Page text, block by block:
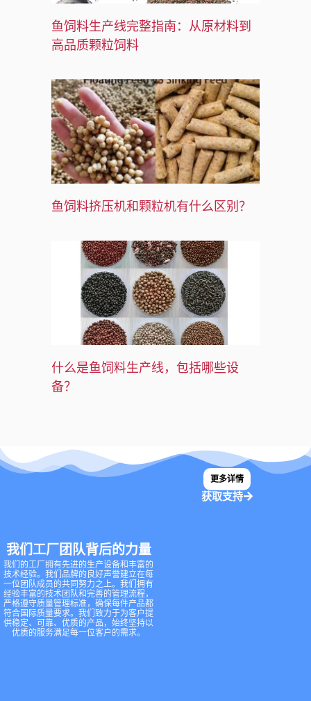
鱼饲料生产线完整指南：从原材料到
高品质颗粒饲料
鱼饲料挤压机和颗粒机有什么区别？
什么是鱼饲料生产线，包括哪些设
备？
我们工厂团队背后的力量
我们的工厂拥有先进的生产设备和丰富的
技术经验。我们品牌的良好声誉建立在每
一位团队成员的共同努力之上。我们拥有
经验丰富的技术团队和完善的管理流程，
严格遵守质量管理标准，确保每件产品都
符合国际质量要求。我们致力于为客户提
供稳定、可靠、优质的产品，始终坚持以
优质的服务满足每一位客户的需求。
更多详情
获取支持